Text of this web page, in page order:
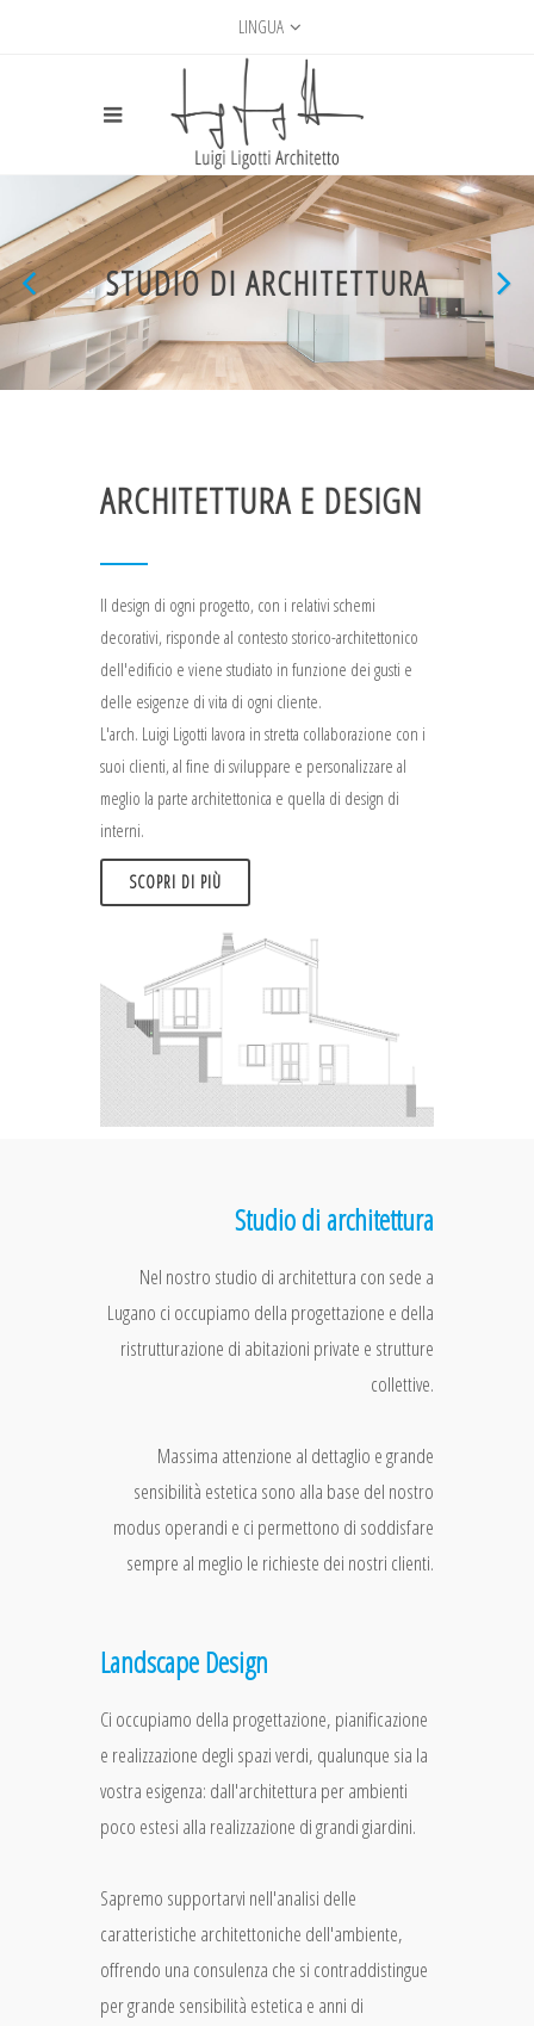
LINGUA
STUDIO DI ARCHITETTURA
ARCHITETTURA E DESIGN
Il design di ogni progetto, con i relativi schemi
decorativi, risponde al contesto storico-architettonico
dell'edificio e viene studiato in funzione dei gusti e
delle esigenze di vita di ogni cliente.
L'arch. Luigi Ligotti lavora in stretta collaborazione con i
suoi clienti, al fine di sviluppare e personalizzare al
meglio la parte architettonica e quella di design di
interni.
SCOPRI DI PIÙ
Studio di architettura
Nel nostro studio di architettura con sede a
Lugano ci occupiamo della progettazione e della
ristrutturazione di abitazioni private e strutture
collettive.
Massima attenzione al dettaglio e grande
sensibilità estetica sono alla base del nostro
modus operandi e ci permettono di soddisfare
sempre al meglio le richieste dei nostri clienti.
Landscape Design
Ci occupiamo della progettazione, pianificazione
e realizzazione degli spazi verdi, qualunque sia la
vostra esigenza: dall'architettura per ambienti
poco estesi alla realizzazione di grandi giardini.
Sapremo supportarvi nell'analisi delle
caratteristiche architettoniche dell'ambiente,
offrendo una consulenza che si contraddistingue
per grande sensibilità estetica e anni di